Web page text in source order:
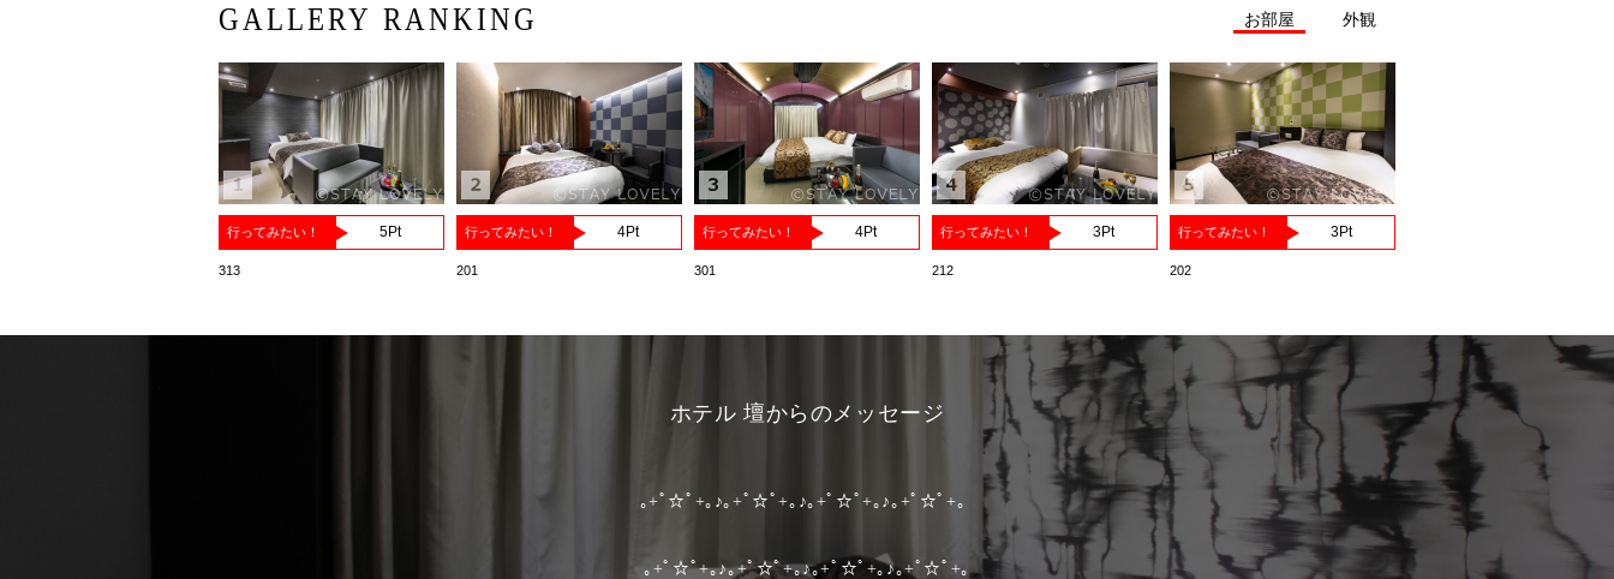
GALLERY RANKING お部屋 外観
行ってみたい！ 5Pt
313
行ってみたい！ 4Pt
201
行ってみたい！ 4Pt
301
行ってみたい！ 3Pt
212
行ってみたい！ 3Pt
202
ホテル 壇からのメッセージ
｡+ﾟ☆ﾟ+｡♪｡+ﾟ☆ﾟ+｡♪｡+ﾟ☆ﾟ+｡♪｡+ﾟ☆ﾟ+。
｡+ﾟ☆ﾟ+｡♪｡+ﾟ☆ﾟ+｡♪｡+ﾟ☆ﾟ+｡♪｡+ﾟ☆ﾟ+｡